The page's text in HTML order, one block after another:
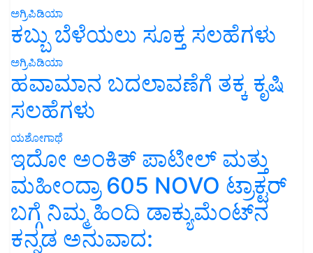
ಅಗ್ರಿಪಿಡಿಯಾ
ಕಬ್ಬು ಬೆಳೆಯಲು ಸೂಕ್ತ ಸಲಹೆಗಳು
ಅಗ್ರಿಪಿಡಿಯಾ
ಹವಾಮಾನ ಬದಲಾವಣೆಗೆ ತಕ್ಕ ಕೃಷಿ
ಸಲಹೆಗಳು
ಯಶೋಗಾಥೆ
ಇದೋ ಅಂಕಿತ್ ಪಾಟೀಲ್ ಮತ್ತು
ಮಹೀಂದ್ರಾ 605 NOVO ಟ್ರಾಕ್ಟರ್
ಬಗ್ಗೆ ನಿಮ್ಮ ಹಿಂದಿ ಡಾಕ್ಯುಮೆಂಟ್‌ನ
ಕನ್ನಡ ಅನುವಾದ: